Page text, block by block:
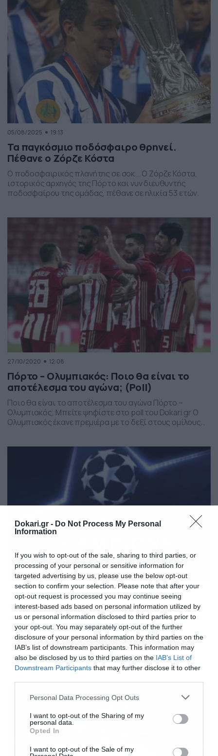
Dokari.gr - Do Not Process My Personal
Information
If you wish to opt-out of the sale, sharing to third parties, or
processing of your personal or sensitive information for
targeted advertising by us, please use the below opt-out
section to confirm your selection. Please note that after your
opt-out request is processed you may continue seeing
interest-based ads based on personal information utilized by
us or personal information disclosed to third parties prior to
your opt-out. You may separately opt-out of the further
disclosure of your personal information by third parties on the
IAB’s list of downstream participants. This information may
also be disclosed by us to third parties on the IAB’s List of
Downstream Participants that may further disclose it to other
Please note that this website/app uses one or more Google
not limited to your visit or usage behaviour. You may click to
grant or deny consent to Google and its third-party tags to
use your data for below specified purposes in below Google
consent section.
Personal Data Processing Opt Outs
I want to opt-out of the Sharing of my
personal data.
Opted In
I want to opt-out of the Sale of my
05/08/2025 19:13
Τα παγκόσμιο ποδόσφαιρο θρηνεί.
Πέθανε ο Ζόρζε Κόστα
Ο ποδοσφαιρικός πλανήτης σε σοκ... Ο Ζόρζε Κόστα,
ιστορικός αρχηγός της Πόρτο και νυν διευθυντής
ποδοσφαίρου της ομάδας, πέθανε σε ηλικία 53 ετών.
27/10/2020 12:08
Πόρτο – Ολυμπιακός: Ποιο θα είναι το
αποτέλεσμα του αγώνα; (Poll)
Ποιο θα είναι το αποτέλεσμα του αγώνα Πόρτο –
Ολυμπιακός; Μπείτε ψηφίστε στο poll του Dokari.gr Ο
Ολυμπιακός έκανε πρεμιέρα με το δεξί στους ομίλους
Καραϊσκάκης» χάρη στο «χρυσό» γκολ του Αχμέντ Χασάν.
Η ομάδα του Πέδρο Μαρτίνς δεδομένα θέλει να δώσει
05/08/2019 14:35
Champions League: Αυτοί είναι οι
αντίπαλοι ΠΑΟΚ και Ολυμπιακού στα play
offs (videos)
Η κληρωτίδα ανέδειξε το ζευγάρι που περιμένει ο ΠΑΟΚ
αν αποκλείσει τον Άγιαξ – Δύσκολα τα πράγματα για τον
Ολυμπιακό εφόσον ξεπεράσει το εμπόδιο της
Μπασακσεχίρ. Τον νικητή του ΑΠΟΕΛ-Καραμπάχ θα
αντιμετωπίσει ο ΠΑΟΚ στα πλέι οφ του Champions
πλέι οφ θα διεξαχθούν στις 20 ή 21 […]